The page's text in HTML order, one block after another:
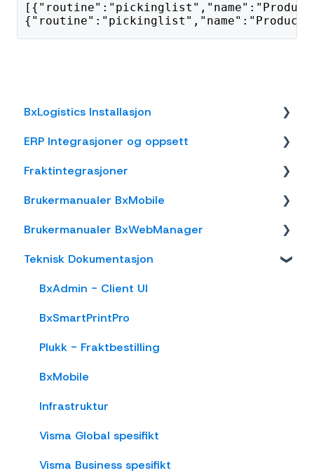
BxLogistics Installasjon
BxEngine og BxSmartPrintPro
BxLogistics
ERP Integrasjoner og oppsett
Visma Business
Business NXT
Tripletex
Visma Net
Xledger
Rackbeat
Fraktintegrasjoner
AxiaFrakt
Logistra Cargonizer
ERP leveringsmetoder
nShift Shipment Server
nShift/Unifaun Online
nShift/Consignor OnPrem
Brukermanualer BxMobile
Generelt
Introduksjon
Salg
Varetelling
Vareplukk
Fraktbestilling
Varemottak
Vareflytting
Lageroverføring
Brukermanualer BxWebManager
General
Labels
Teknisk Dokumentasjon
BxAdmin - Client UI
BxSmartPrintPro
Plukk - Fraktbestilling
BxMobile
Infrastruktur
Visma Global spesifikt
Visma Business spesifikt